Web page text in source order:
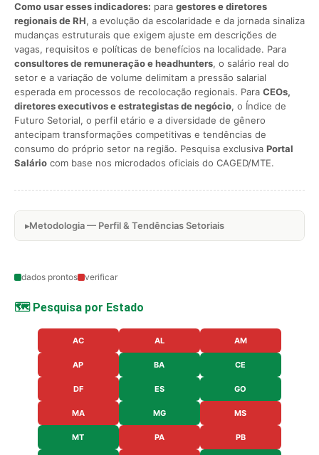
Como usar esses indicadores: para gestores e diretores
regionais de RH, a evolução da escolaridade e da jornada sinaliza
mudanças estruturais que exigem ajuste em descrições de
vagas, requisitos e políticas de benefícios na localidade. Para
consultores de remuneração e headhunters, o salário real do
setor e a variação de volume delimitam a pressão salarial
esperada em processos de recolocação regionais. Para CEOs,
diretores executivos e estrategistas de negócio, o Índice de
Futuro Setorial, o perfil etário e a diversidade de gênero
antecipam transformações competitivas e tendências de
consumo do próprio setor na região. Pesquisa exclusiva Portal
Salário com base nos microdados oficiais do CAGED/MTE.
Metodologia — Perfil & Tendências Setoriais
dados prontos verificar
🗺️ Pesquisa por Estado
AC AL AM
AP BA CE
DF ES GO
MA MG MS
MT PA PB